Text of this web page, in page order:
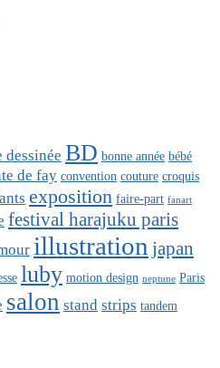
dessinée BD bonne année bébé
de fay convention couture croquis
exposition faire-part fanart
festival harajuku paris
illustration japan
luby motion design neptune Paris
salon stand strips tandem